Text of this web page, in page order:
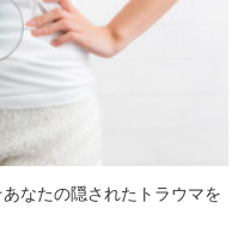
なたの隠されたトラウマを